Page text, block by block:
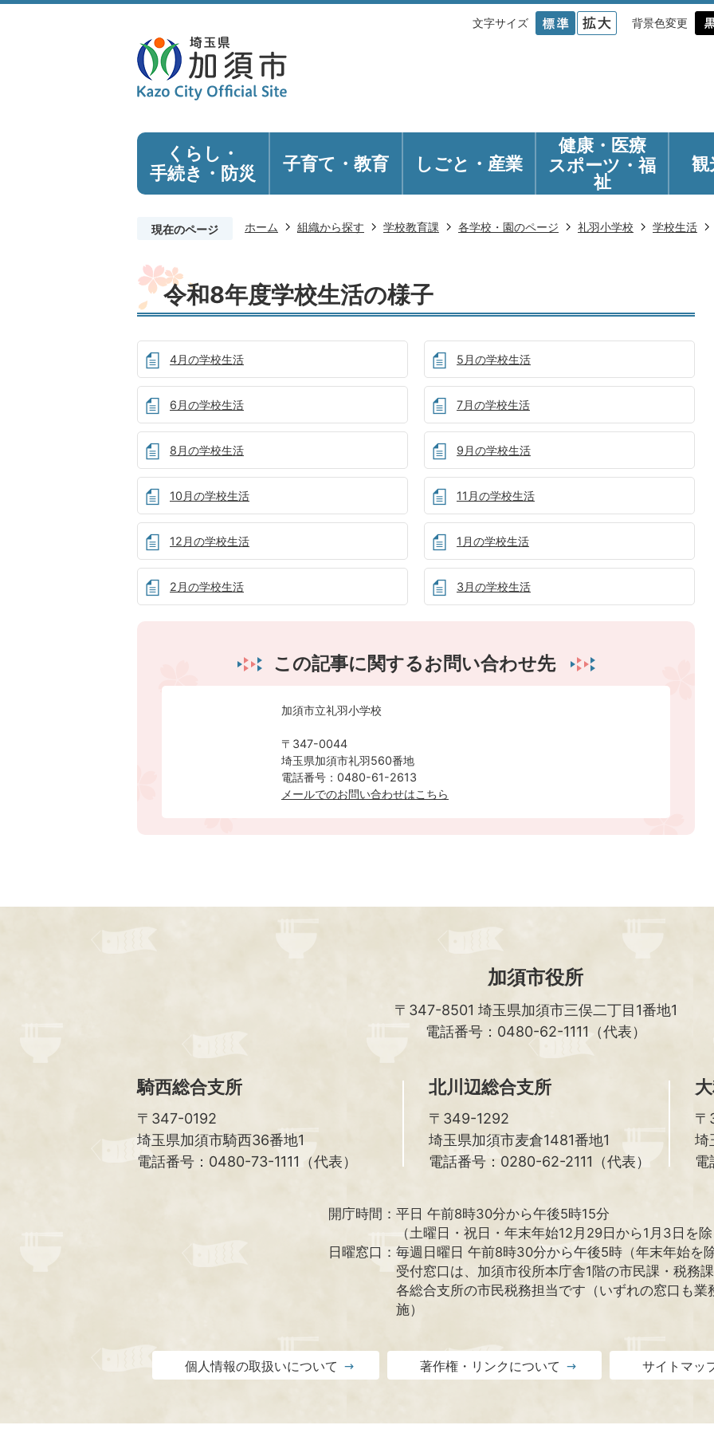
文字サイズ 背景色変更
くらし・
手続き ・防災 子育て・教育 しごと・産業
健康・医療
スポーツ・福
祉
観
現在のページ ホーム 組織から探す 学校教育課 各学校・園のページ 礼羽小学校 学校生活
令和8年度学校生活の様子
4月の学校生活 5月の学校生活
6月の学校生活 7月の学校生活
8月の学校生活 9月の学校生活
10月の学校生活 11月の学校生活
12月の学校生活 1月の学校生活
2月の学校生活 3月の学校生活
この記事に関するお問い合わせ先
加須市立礼羽小学校
〒347-0044
埼玉県加須市礼羽560番地
電話番号：0480-61-2613
メールでのお問い合わせはこちら
加須市役所
〒347-8501 埼玉県加須市三俣二丁目1番地1
電話番号：0480-62-1111（代表）
騎西総合支所
〒347-0192
埼玉県加須市騎西36番地1
電話番号：0480-73-1111（代表）
北川辺総合支所
〒349-1292
埼玉県加須市麦倉1481番地1
電話番号：0280-62-2111（代表）
〒
埼
電
開庁時間： 平日 午前8時30分から午後5時15分
（土曜日・祝日・年末年始12月29日から1月3日を除
日曜窓口： 毎週日曜日 午前8時30分から午後5時（年末年始を除
受付窓口は、加須市役所本庁舎1階の市民課・税務課
各総合支所の市民税務担当です（いずれの窓口も業
施）
個人情報の取扱いについて 著作権・リンクについて サイトマッ